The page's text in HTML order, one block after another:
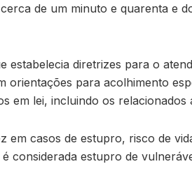
de um minuto e quarenta e
diretrizes para o
para acolhimento
em lei, incluindo os relacionados
em casos de estupro, risco de
considerada estupro de